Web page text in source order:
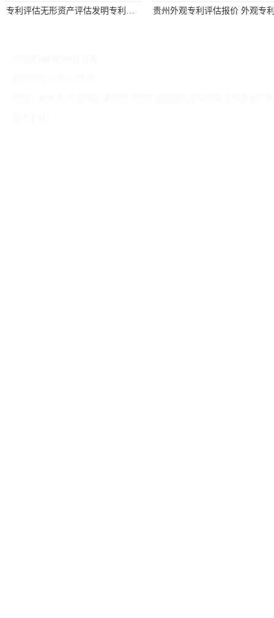
专利评估无形资产评估发明专利评估外观专利评估实用新型专利评估